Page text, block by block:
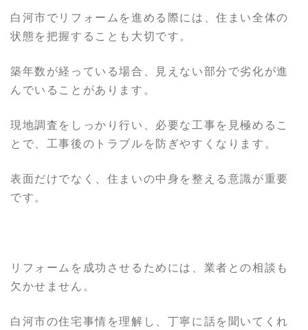
白河市でリフォームを進める際には、住まい全体の
状態を把握することも大切です。
築年数が経っている場合、見えない部分で劣化が進
んでいることがあります。
現地調査をしっかり行い、必要な工事を見極めるこ
とで、工事後のトラブルを防ぎやすくなります。
表面だけでなく、住まいの中身を整える意識が重要
です。
リフォームを成功させるためには、業者との相談も
欠かせません。
白河市の住宅事情を理解し、丁寧に話を聞いてくれ